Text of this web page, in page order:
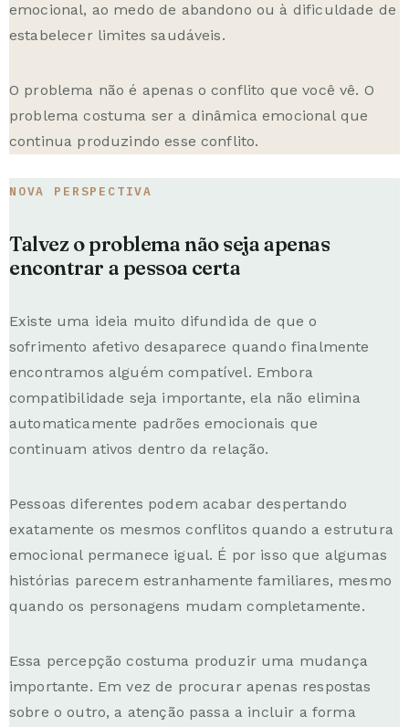
emocional, ao medo de abandono ou à dificuldade de
estabelecer limites saudáveis.
O problema não é apenas o conflito que você vê. O
problema costuma ser a dinâmica emocional que
continua produzindo esse conflito.
NOVA PERSPECTIVA
Talvez o problema não seja apenas
encontrar a pessoa certa
Existe uma ideia muito difundida de que o
sofrimento afetivo desaparece quando finalmente
encontramos alguém compatível. Embora
compatibilidade seja importante, ela não elimina
automaticamente padrões emocionais que
continuam ativos dentro da relação.
Pessoas diferentes podem acabar despertando
exatamente os mesmos conflitos quando a estrutura
emocional permanece igual. É por isso que algumas
histórias parecem estranhamente familiares, mesmo
quando os personagens mudam completamente.
Essa percepção costuma produzir uma mudança
importante. Em vez de procurar apenas respostas
sobre o outro, a atenção passa a incluir a forma